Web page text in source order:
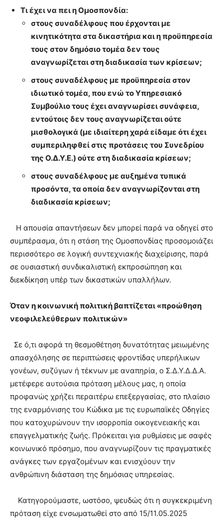
Τι έχει να πει η Ομοσπονδία:
στους συναδέλφους που έρχονται με
κινητικότητα στα δικαστήρια και η προϋπηρεσία
τους στον δημόσιο τομέα δεν τους
αναγνωρίζεται στη διαδικασία των κρίσεων;
στους συναδέλφους με προϋπηρεσία στον
ιδιωτικό τομέα, που ενώ το Υπηρεσιακό
Συμβούλιο τους έχει αναγνωρίσει συνάφεια,
εντούτοις δεν τους αναγνωρίζεται ούτε
μισθολογικά (με ιδιαίτερη χαρά είδαμε ότι έχει
συμπεριληφθεί στις προτάσεις του Συνεδρίου
της Ο.Δ.Υ.Ε.) ούτε στη διαδικασία κρίσεων;
στους συναδέλφους με αυξημένα τυπικά
προσόντα, τα οποία δεν αναγνωρίζονται στη
διαδικασία κρίσεων;
Η απουσία απαντήσεων δεν μπορεί παρά να οδηγεί στο
συμπέρασμα, ότι η στάση της Ομοσπονδίας προσομοιάζει
περισσότερο σε λογική συντεχνιακής διαχείρισης, παρά
σε ουσιαστική συνδικαλιστική εκπροσώπηση και
διεκδίκηση υπέρ των δικαστικών υπαλλήλων.
Όταν η κοινωνική πολιτική βαπτίζεται «προώθηση
νεοφιλελεύθερων πολιτικών»
Σε ό,τι αφορά τη θεσμοθέτηση δυνατότητας μειωμένης
απασχόλησης σε περιπτώσεις φροντίδας υπερήλικων
γονέων, συζύγων ή τέκνων με αναπηρία, ο Σ.Δ.Υ.Δ.Δ.Α.
μετέφερε αυτούσια πρόταση μέλους μας, η οποία
προφανώς χρήζει περαιτέρω επεξεργασίας, στο πλαίσιο
της εναρμόνισης του Κώδικα με τις ευρωπαϊκές Οδηγίες
που κατοχυρώνουν την ισορροπία οικογενειακής και
επαγγελματικής ζωής. Πρόκειται για ρυθμίσεις με σαφές
κοινωνικό πρόσημο, που αναγνωρίζουν τις πραγματικές
ανάγκες των εργαζομένων και ενισχύουν την
ανθρώπινη διάσταση της δημόσιας υπηρεσίας.
Κατηγορούμαστε, ωστόσο, ψευδώς ότι η συγκεκριμένη
πρόταση είχε ενσωματωθεί στο από 15/11.05.2025